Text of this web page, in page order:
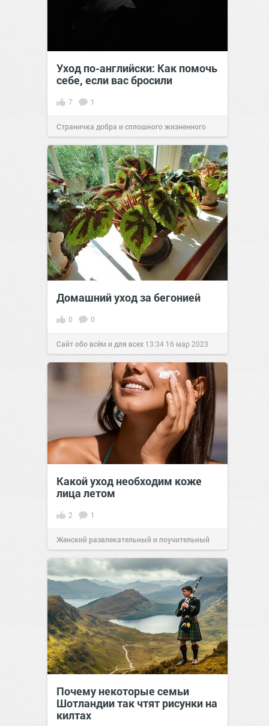
Уход по-английски: Как помочь
себе, если вас бросили
7 1
Страничка добра и сплошного жизненного
позитива!13:0617 июл 2024
Домашний уход за бегонией
0 0
Сайт обо всём и для всех 13:34 16 мар 2023
Какой уход необходим коже
лица летом
2 1
Женский развлекательный и поучительный
сайт. 19:29 07 июн 2023
Почему некоторые семьи
Шотландии так чтят рисунки на
килтах